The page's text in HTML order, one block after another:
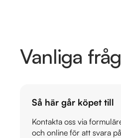
Vanliga
Så här går köpet till
Kontakta oss via
och online för att svara